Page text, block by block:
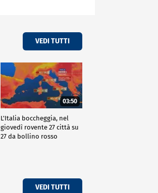
VEDI TUTTI
03:50
L'Italia boccheggia, nel
giovedì rovente 27 città su
27 da bollino rosso
VEDI TUTTI